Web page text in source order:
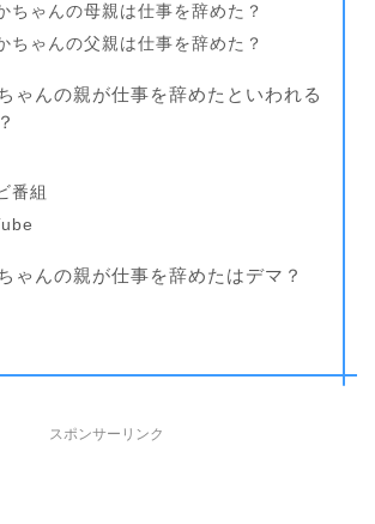
ちゃんの母親は仕事を辞めた？
ちゃんの父親は仕事を辞めた？
ゃんの親が仕事を辞めたといわれる
番組
ゃんの親が仕事を辞めたはデマ？
スポンサーリンク